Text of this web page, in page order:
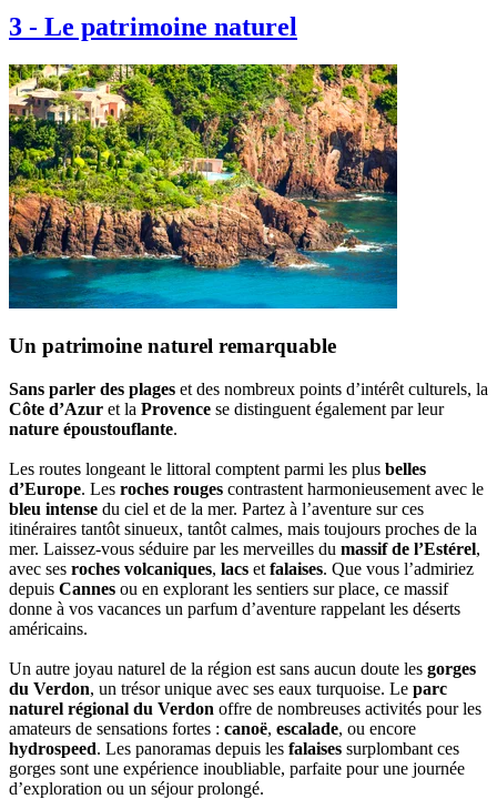
3 - Le patrimoine naturel
Un patrimoine naturel remarquable
Sans parler des plages et des nombreux points d’intérêt culturels, la
Côte d’Azur et la Provence se distinguent également par leur
nature époustouflante.
Les routes longeant le littoral comptent parmi les plus belles
d’Europe. Les roches rouges contrastent harmonieusement avec le
bleu intense du ciel et de la mer. Partez à l’aventure sur ces
itinéraires tantôt sinueux, tantôt calmes, mais toujours proches de la
mer. Laissez-vous séduire par les merveilles du massif de l’Estérel,
avec ses roches volcaniques, lacs et falaises. Que vous l’admiriez
depuis Cannes ou en explorant les sentiers sur place, ce massif
donne à vos vacances un parfum d’aventure rappelant les déserts
américains.
Un autre joyau naturel de la région est sans aucun doute les gorges
du Verdon, un trésor unique avec ses eaux turquoise. Le parc
naturel régional du Verdon offre de nombreuses activités pour les
amateurs de sensations fortes : canoë, escalade, ou encore
hydrospeed. Les panoramas depuis les falaises surplombant ces
gorges sont une expérience inoubliable, parfaite pour une journée
d’exploration ou un séjour prolongé.